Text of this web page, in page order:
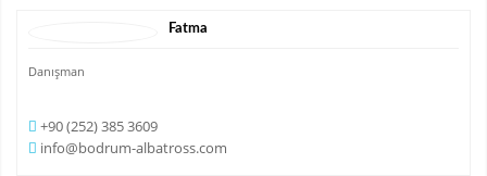
Fatma
Danışman
+90 (252) 385 3609
info@bodrum-albatross.com